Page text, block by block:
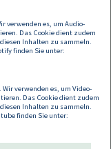
verwenden es, um Audio-
Das Cookie dient zudem
Inhalten zu sammeln.
finden Sie unter:
verwenden es, um Video-
Das Cookie dient zudem
Inhalten zu sammeln.
finden Sie unter: